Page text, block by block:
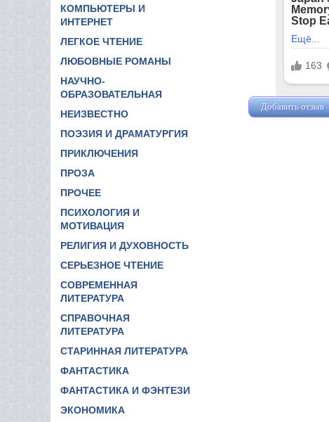
КОМПЬЮТЕРЫ И
ИНТЕРНЕТ
ЛЕГКОЕ ЧТЕНИЕ
ЛЮБОВНЫЕ РОМАНЫ
НАУЧНО-
ОБРАЗОВАТЕЛЬНАЯ
НЕИЗВЕСТНО
ПОЭЗИЯ И ДРАМАТУРГИЯ
ПРИКЛЮЧЕНИЯ
ПРОЗА
ПРОЧЕЕ
ПСИХОЛОГИЯ И
МОТИВАЦИЯ
РЕЛИГИЯ И ДУХОВНОСТЬ
СЕРЬЕЗНОЕ ЧТЕНИЕ
СОВРЕМЕННАЯ
ЛИТЕРАТУРА
СПРАВОЧНАЯ
ЛИТЕРАТУРА
СТАРИННАЯ ЛИТЕРАТУРА
ФАНТАСТИКА
ФАНТАСТИКА И ФЭНТЕЗИ
ЭКОНОМИКА
Добавить отзыв